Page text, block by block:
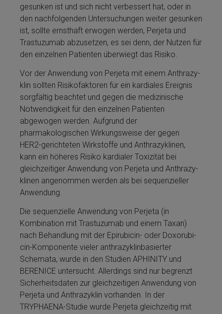
gesunken ist und sich nicht verbessert hat, oder in
den nachfolgenden Untersuchungen weiter gesunken
ist, sollte ernsthaft erwogen werden, Perjeta­ und
Tras­tu­zu­mab abzusetzen, es sei denn, der Nutzen für
den einzelnen Patienten überwiegt das Risiko.
Vor der Anwendung von Perjeta­ mit ei­nem An­thra­zy­
klin sollten Risikofak­toren für ein kardiales Er­eignis
sorgfältig beachtet und ge­gen die me­di­zinische
Notwendigkeit für den einzelnen Patienten
abgewogen werden. Aufgrund der
pharmakologischen Wirkungsweise der ge­gen
HER2-gerichteten Wirkstoffe und An­thra­zy­klinen,
kann ein hö­he­res Risiko kardialer Toxizität bei
gleichzeitiger Anwendung von Perjeta­ und An­thra­zy­
klinen angenommen werden als bei sequenzieller
Anwendung.
Die sequenzielle Anwendung von Perjeta­ (in
Kombination mit Tras­tu­zu­mab und ei­nem Taxan)
nach Be­handlung mit der Epi­ru­bi­cin- oder Do­xo­ru­bi­
cin-Komponente vieler anthrazyklinbasierter
Schemata, wurde in den Studien APHINITY und
BERENICE untersucht. Allerdings sind nur begrenzt
Sicherheitsdaten zur gleichzeitigen Anwendung von
Perjeta­ und An­thra­zy­klin vorhanden. In der
TRYPHAENA-Studie wurde Perjeta­ gleichzeitig mit